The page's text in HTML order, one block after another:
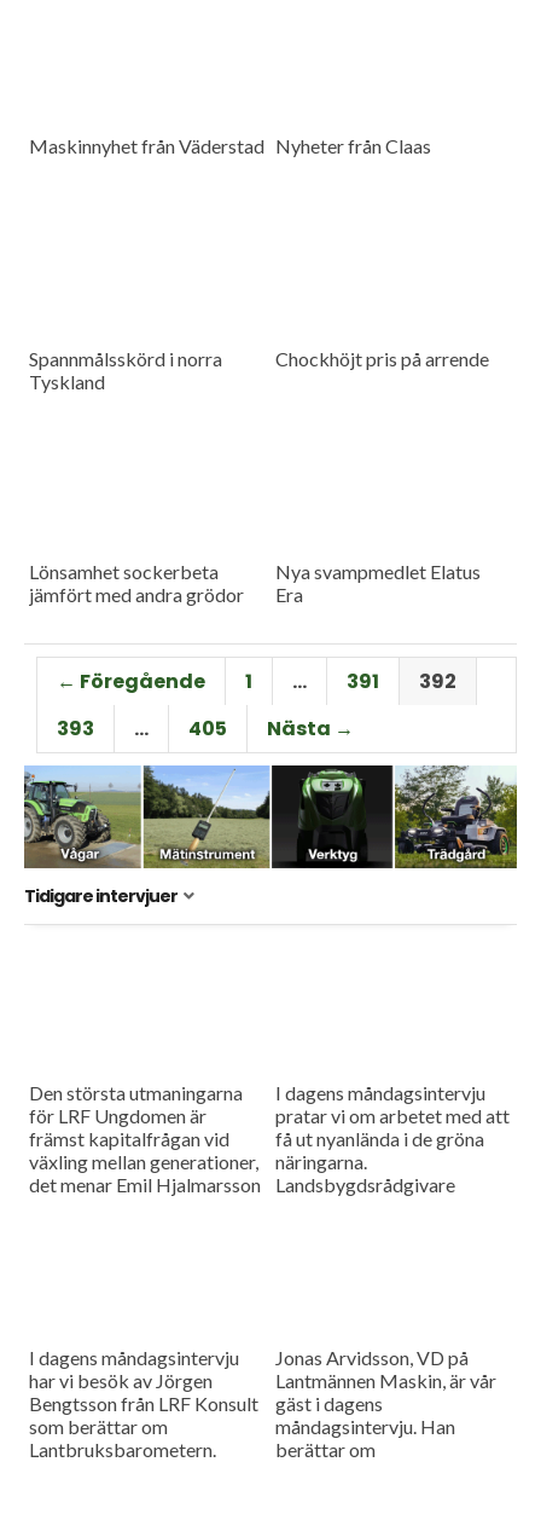
Maskinnyhet från Väderstad Nyheter från Claas
Spannmålsskörd i norra
Tyskland
Chockhöjt pris på arrende
Lönsamhet sockerbeta
jämfört med andra grödor
Nya svampmedlet Elatus
Era
← Föregående 1 … 391
392
393
… 405 Nästa →
Tidigare intervjuer
Den största utmaningarna
för LRF Ungdomen är
främst kapitalfrågan vid
växling mellan generationer,
det menar Emil Hjalmarsson
I dagens måndagsintervju
pratar vi om arbetet med att
få ut nyanlända i de gröna
näringarna.
Landsbygdsrådgivare
I dagens måndagsintervju
har vi besök av Jörgen
Bengtsson från LRF Konsult
som berättar om
Lantbruksbarometern.
Jonas Arvidsson, VD på
Lantmännen Maskin, är vår
gäst i dagens
måndagsintervju. Han
berättar om